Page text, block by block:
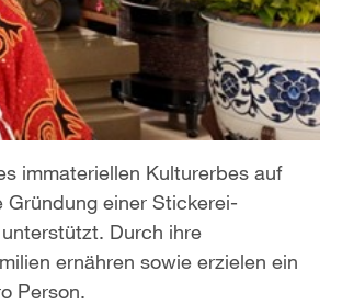
immateriellen Kulturerbes auf
einer Stickerei-
Durch ihre
ernähren sowie erzielen ein
Person.